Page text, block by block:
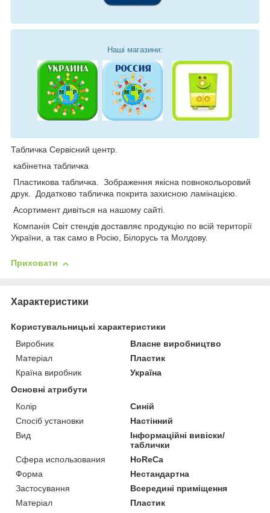
Наші магазини:
Табличка Сервісний центр.
кабінетна табличка
Пластикова табличка. Зображення якісна повнокольоровий
друк. Додатково табличка покрита захисною ламінацією.
Асортимент дивіться на нашому сайті.
Компанія Світ стендів доставляє продукцію по всій території
України, а так само в Росію, Білорусь та Молдову.
Приховати
Характеристики
Користувальницькі характеристики
Виробник
Власне виробництво
Матеріал
Пластик
Країна виробник
Україна
Основні атрибути
Колір
Синій
Спосіб установки
Настінний
Вид
Інформаційні вивіски/
таблички
Сфера использования
HoReCa
Форма
Нестандартна
Застосування
Всередині приміщення
Матеріал
Пластик